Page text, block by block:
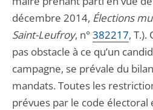
décembre 2014, Élections
Saint-Leufroy, n°382217, T.).
pas obstacle à ce qu’un
campagne, se prévale du
mandats. Toutes les
prévues par le code électoral